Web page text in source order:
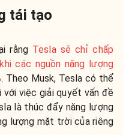
tái tạo
rằng Tesla sẽ chỉ chấp
các nguồn năng lượng
. Theo Musk, Tesla có thể
việc giải quyết vấn đề
là thúc đẩy năng lượng
lượng mặt trời của riêng